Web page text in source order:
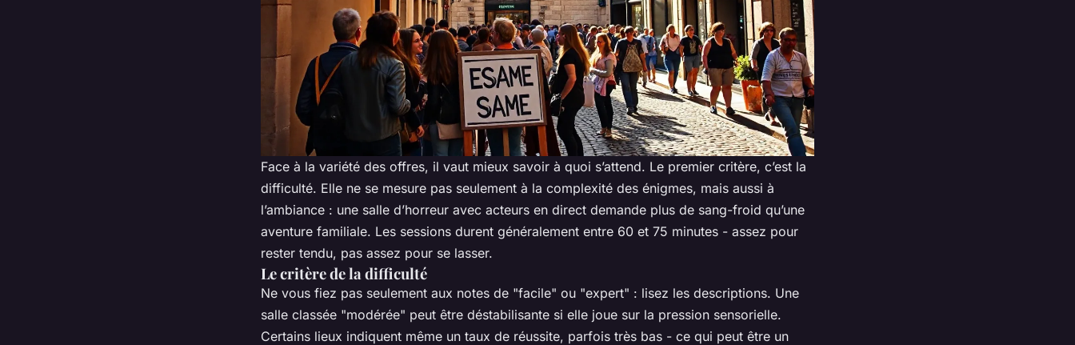
Face à la variété des offres, il vaut mieux savoir à quoi s’attend. Le premier critère, c’est la
difficulté. Elle ne se mesure pas seulement à la complexité des énigmes, mais aussi à
l’ambiance : une salle d’horreur avec acteurs en direct demande plus de sang-froid qu’une
aventure familiale. Les sessions durent généralement entre 60 et 75 minutes - assez pour
rester tendu, pas assez pour se lasser.
Le critère de la difficulté
Ne vous fiez pas seulement aux notes de "facile" ou "expert" : lisez les descriptions. Une
salle classée "modérée" peut être déstabilisante si elle joue sur la pression sensorielle.
Certains lieux indiquent même un taux de réussite, parfois très bas - ce qui peut être un